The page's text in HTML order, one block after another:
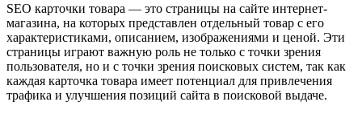
SEO карточки товара — это страницы на сайте интернет-
магазина, на которых представлен отдельный товар с его
характеристиками, описанием, изображениями и ценой. Эти
страницы играют важную роль не только с точки зрения
пользователя, но и с точки зрения поисковых систем, так как
каждая карточка товара имеет потенциал для привлечения
трафика и улучшения позиций сайта в поисковой выдаче.